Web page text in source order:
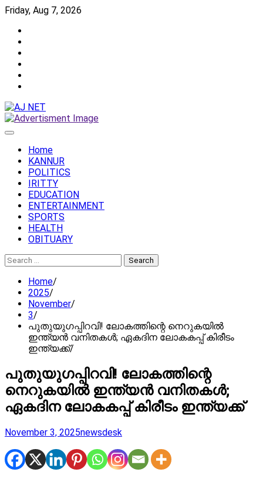
Skip
content
Friday, Aug 7, 2026
Home
KANNUR
POLITICS
IRITTY
EDUCATION
ENTERTAINMENT
SPORTS
HEALTH
OBITUARY
Search
for:
Home
2025
November
3
പുതുയുഗപ്പിറവി! ലോകത്തിന്റെ നെറുകയില്‍
ഇന്ത്യന്‍ വനിതകള്‍; ഏകദിന ലോകകപ്പ് കിരീടം
ഇന്ത്യക്ക്
പുതുയുഗപ്പിറവി! ലോകത്തിന്റെ
നെറുകയില്‍ ഇന്ത്യന്‍ വനിതകള്‍;
ഏകദിന ലോകകപ്പ് കിരീടം ഇന്ത്യക്ക്
November 3, 2025newsdesk